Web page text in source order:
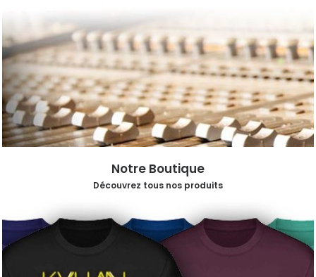
Notre Boutique
Découvrez tous nos produits